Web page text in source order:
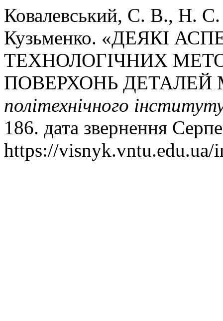
Ковалевський, С. В., Н.
Кузьменко. «ДЕЯКІ
ТЕХНОЛОГІЧНИХ
ПОВЕРХОНЬ
політехнічного
186. дата звернення
https://